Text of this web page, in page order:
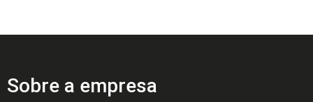
Sobre a empresa